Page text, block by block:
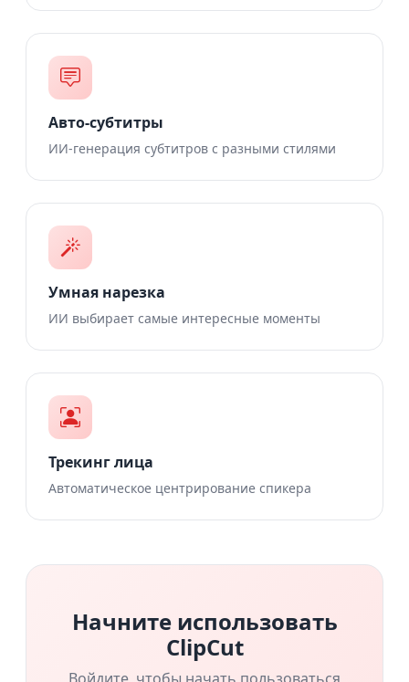
Авто-субтитры
ИИ-генерация субтитров с разными стилями
Умная нарезка
ИИ выбирает самые интересные моменты
Трекинг лица
Автоматическое центрирование спикера
Начните использовать
ClipCut